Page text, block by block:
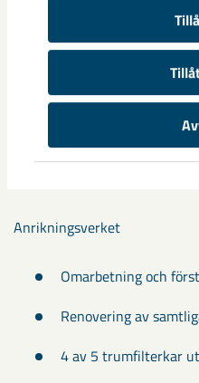
Samtliga
Väggarna på
Flera ombyggda och
Ficktoppen helt
Anrikningsverket
Omarbetning och
Renovering av
4 av 5 trumfilterkar